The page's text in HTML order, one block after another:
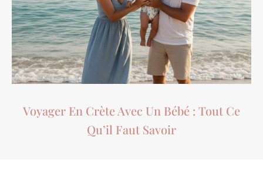
Voyager En Crète Avec Un Bébé : Tout Ce
Qu’il Faut Savoir